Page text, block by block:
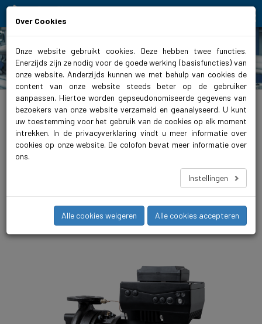
Producten
biral.nl > Producten > Verwarming > Inlinepompen > geregeld > VivarA
VivarA S 100-15 450 PN6
De VivarA is een geregelde, compacte en duurzame inlinepomp
met hoogste energie-efficiëntie (iE5). Deze nieuwe pompserie
+140 °C en kan zodoende voor alle gangbare HLKK-
toepassingen worden gebruikt. Via geïntegreerd Bluetooth
Connect en de Biral ONE-app (iOS/Android) kunt u de pomp
comfortabel met uw smartphone configureren, bewaken en
Over Cookies
Onze website gebruikt cookies. Deze hebben twee functies.
Enerzijds zijn ze nodig voor de goede werking (basisfuncties) van
onze website. Anderzijds kunnen we met behulp van cookies de
content van onze website steeds beter op de gebruiker
aanpassen. Hiertoe worden gepseudonomiseerde gegevens van
bezoekers van onze website verzameld en geanalyseerd. U kunt
uw toestemming voor het gebruik van de cookies op elk moment
intrekken. In de privacyverklaring vindt u meer informatie over
cookies op onze website. De colofon bevat meer informatie over
ons.
Instellingen
Alle cookies weigeren Alle cookies accepteren